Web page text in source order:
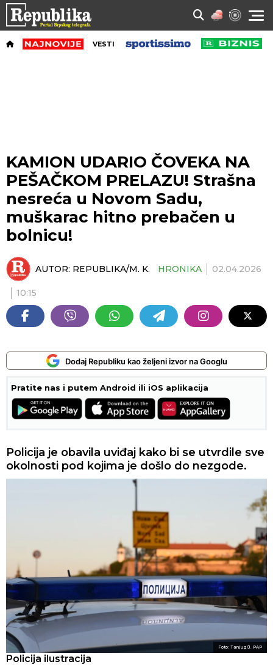
VESTI
KAMION UDARIO ČOVEKA NA
PEŠAČKOM PRELAZU! Strašna
nesreća u Novom Sadu,
muškarac hitno prebačen u
bolnicu!
AUTOR: REPUBLIKA/M. K. HRONIKA 02.04.2026
10:15
Dodaj Republiku kao željeni izvor na Googlu
Pratite nas i putem Android ili iOS aplikacija
Policija je obavila uviđaj kako bi se utvrdile sve
okolnosti pod kojima je došlo do nezgode.
Foto: Tanjug/J. PAP
Policija ilustracija